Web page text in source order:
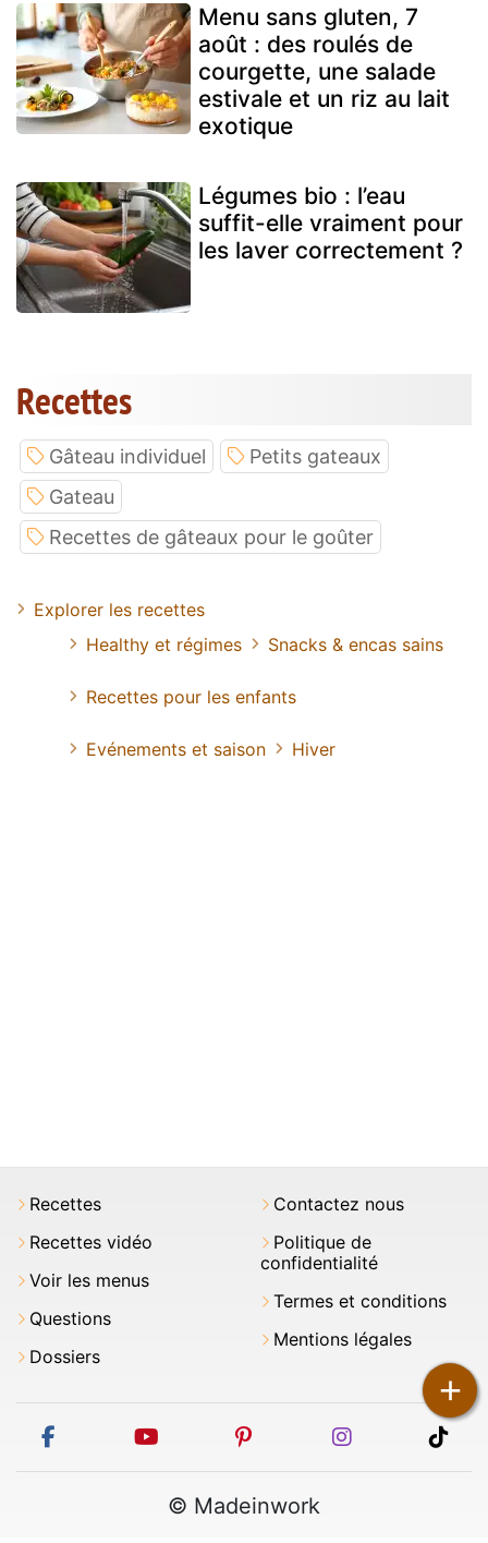
+
Menu sans gluten, 7
août : des roulés de
courgette, une salade
estivale et un riz au lait
exotique
Légumes bio : l’eau
suffit-elle vraiment pour
les laver correctement ?
Recettes
Gâteau individuel
Petits gateaux
Gateau
Recettes de gâteaux pour le goûter
Explorer les recettes
Healthy et régimes
Snacks & encas sains
Recettes pour les enfants
Evénements et saison Hiver
Recettes
Recettes vidéo
Voir les menus
Questions
Dossiers
Contactez nous
Politique de
confidentialité
Termes et conditions
Mentions légales
facebook youtube pinterest instagram
© Madeinwork